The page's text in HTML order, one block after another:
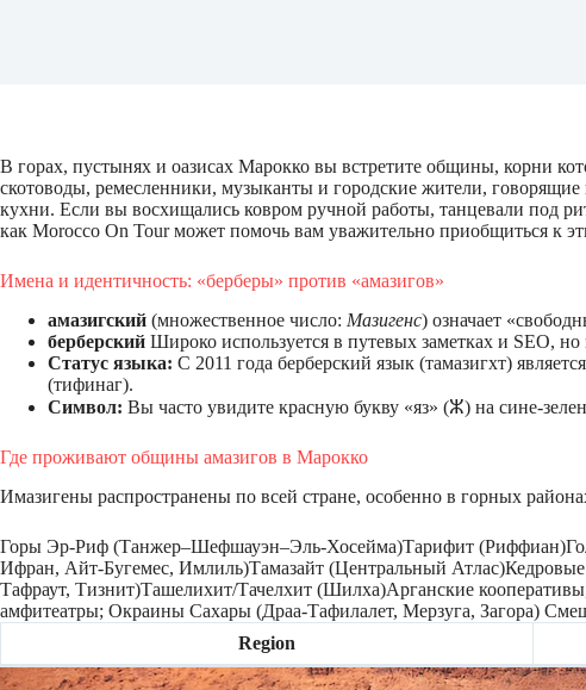
В горах, пустынях и оазисах Марокко вы встретите общины, корни
скотоводы, ремесленники, музыканты и городские жители,
кухни. Если вы восхищались ковром ручной работы, танцевали под
как Morocco On Tour может помочь вам уважительно приобщиться к
Имена и идентичность: «берберы» против «амазигов»
амазигский (множественное число: Мазигенс) означает
берберский Широко используется в путевых заметках и SEO,
Статус языка: С 2011 года берберский язык (тамазигхт)
(тифинаг).
Символ: Вы часто увидите красную букву «яз» (ⵣ) на сине-
Где проживают общины амазигов в Марокко
Имазигены распространены по всей стране, особенно в горных
Горы Эр-Риф (Танжер–Шефшауэн–Эль-Хосейма)Тарифит
Ифран, Айт-Бугемес, Имлиль)Тамазайт (Центральный
Тафраут, Тизнит)Ташелихит/Тачелхит (Шилха)Арганские
амфитеатры; Окраины Сахары (Драа-Тафилалет, Мерзуга, Загора)
Region